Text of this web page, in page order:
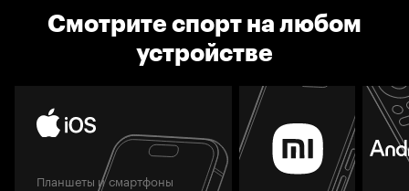
Смотрите спорт на любом
устройстве
Планшеты и смартфоны